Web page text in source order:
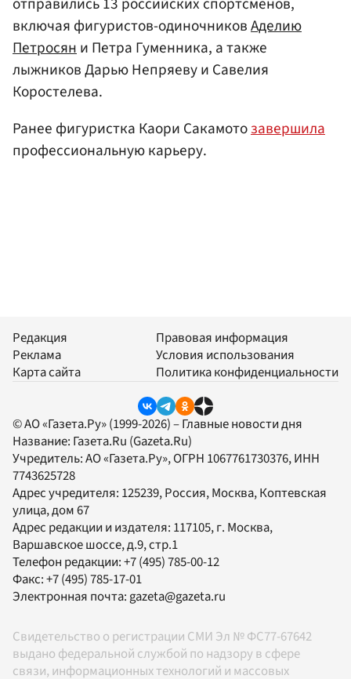
включая фигуристов-одиночниковАделию
Петросяни Петра Гуменника, а также
лыжников Дарью Непряеву и Савелия
Коростелева.
Ранее фигуристка Каори Сакамотозавершила
профессиональную карьеру.
Редакция
Реклама
Карта сайта
Правовая информация
Условия использования
Политика конфиденциальности
© АО «Газета.Ру» (1999-2026) – Главные новости дня
Название: Газета.Ru (Gazeta.Ru)
Учредитель:АО «Газета.Ру», ОГРН 1067761730376, ИНН
7743625728
Адрес учредителя: 125239, Россия, Москва, Коптевская
улица, дом 67
Адрес редакции и издателя: 117105, г. Москва,
Варшавское шоссе, д.9, стр.1
Телефон редакции:+7 (495) 785-00-12
Факс:+7 (495) 785-17-01
Электронная почта:gazeta@gazeta.ru
Свидетельство о регистрации СМИ Эл № ФС77-67642
выдано федеральной службой по надзору в сфере
связи, информационных технологий и массовых